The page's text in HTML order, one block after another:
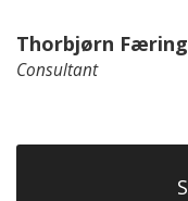
Thorbjørn Færing
Consultant